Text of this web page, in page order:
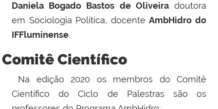
Daniela Bogado Bastos de Oliveiradoutora
em Sociologia Política, docenteAmbHidro do
IFFluminense.
Comitê Científico
Na edição 2020 os membros do Comitê
Científico do Ciclo de Palestras são os